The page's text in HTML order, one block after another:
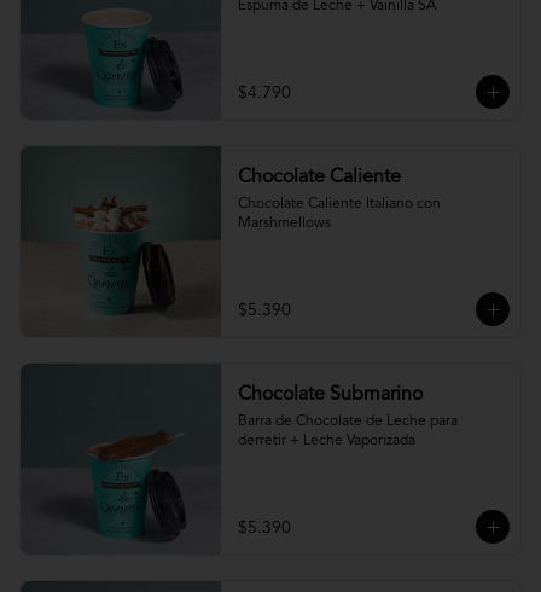
Espuma de Leche + Vainilla SA
$4.790
Chocolate Caliente
Chocolate Caliente Italiano con
Marshmellows
$5.390
Chocolate Submarino
Barra de Chocolate de Leche para
derretir + Leche Vaporizada
$5.390